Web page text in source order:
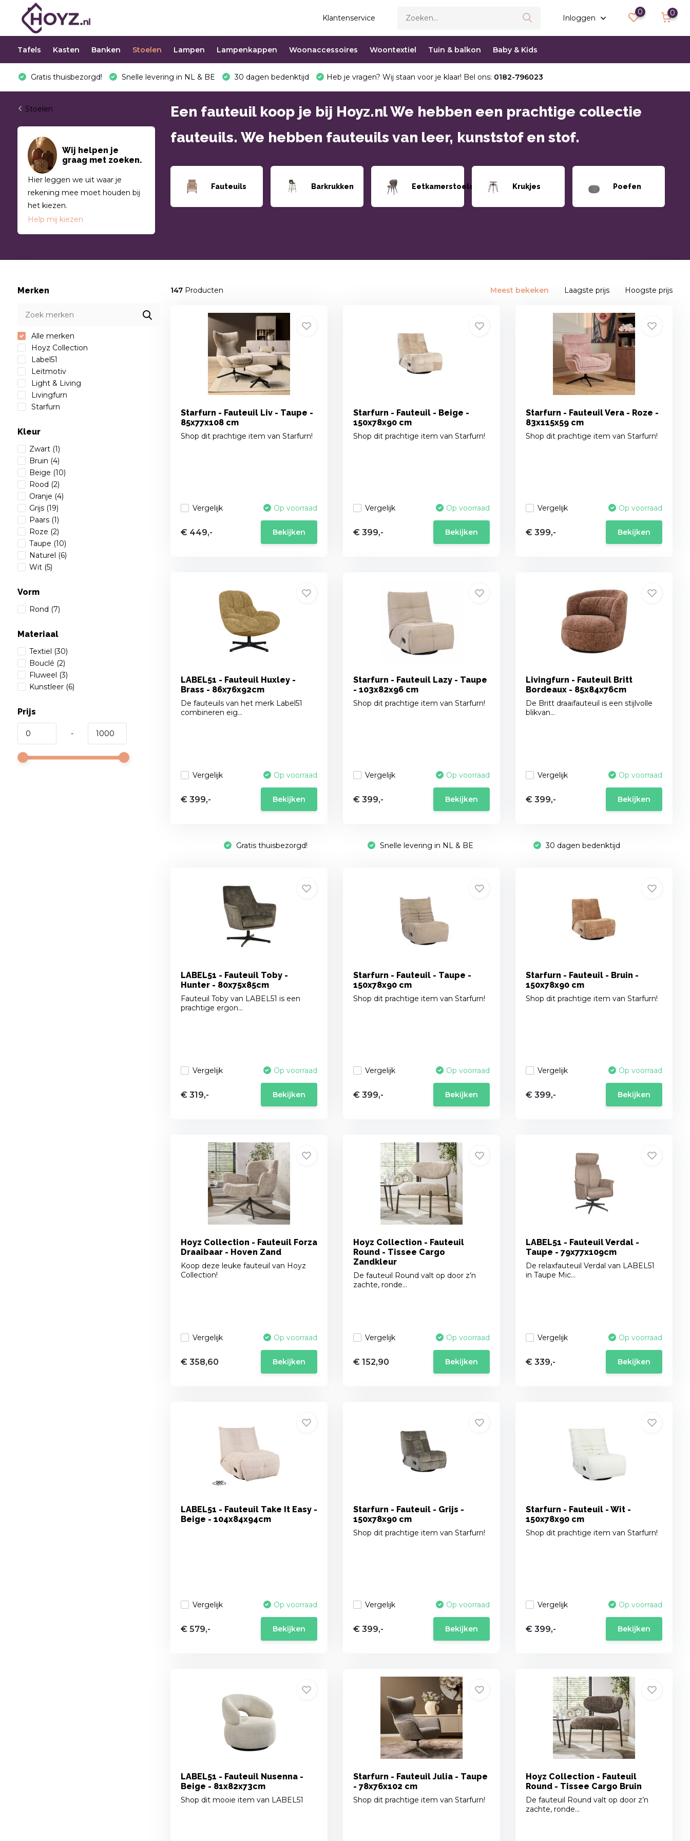
Klantenservice Inloggen
0 0
Tafels Kasten Banken Stoelen Lampen Lampenkappen Woonaccessoires Woontextiel Tuin & balkon Baby & Kids
Gratis thuisbezorgd! Snelle levering in NL & BE 30 dagen bedenktijd Heb je vragen? Wij staan voor je klaar! Bel ons: 0182-796023
Stoelen
Wij helpen je
graag met zoeken.
Hier leggen we uit waar je
rekening mee moet houden bij
het kiezen.
Help mij kiezen
Een fauteuil koop je bij Hoyz.nl We hebben een prachtige collectie
fauteuils. We hebben fauteuils van leer, kunststof en stof.
Fauteuils Barkrukken Eetkamerstoelen Krukjes Poefen
Merken
Alle merken
Hoyz Collection
Label51
Leitmotiv
Light & Living
Livingfurn
Starfurn
Kleur
Zwart (1)
Bruin (4)
Beige (10)
Rood (2)
Oranje (4)
Grijs (19)
Paars (1)
Roze (2)
Taupe (10)
Naturel (6)
Wit (5)
Vorm
Rond (7)
Materiaal
Textiel (30)
Bouclé (2)
Fluweel (3)
Kunstleer (6)
Prijs
-
147Producten Meest bekeken Laagste prijs Hoogste prijs
Starfurn - Fauteuil Liv - Taupe -
85x77x108 cm
Shop dit prachtige item van Starfurn!
Vergelijk Op voorraad
€ 449,- Bekijken
Starfurn - Fauteuil - Beige -
150x78x90 cm
Shop dit prachtige item van Starfurn!
Vergelijk Op voorraad
€ 399,- Bekijken
Starfurn - Fauteuil Vera - Roze -
83x115x59 cm
Shop dit prachtige item van Starfurn!
Vergelijk Op voorraad
€ 399,- Bekijken
LABEL51 - Fauteuil Huxley -
Brass - 86x76x92cm
De fauteuils van het merk Label51
combineren eig...
Vergelijk Op voorraad
€ 399,- Bekijken
Starfurn - Fauteuil Lazy - Taupe
- 103x82x96 cm
Shop dit prachtige item van Starfurn!
Vergelijk Op voorraad
€ 399,- Bekijken
Livingfurn - Fauteuil Britt
Bordeaux - 85x84x76cm
De Britt draaifauteuil is een stijlvolle
blikvan...
Vergelijk Op voorraad
€ 399,- Bekijken
Gratis thuisbezorgd! Snelle levering in NL & BE 30 dagen bedenktijd
LABEL51 - Fauteuil Toby -
Hunter - 80x75x85cm
Fauteuil Toby van LABEL51 is een
prachtige ergon...
Vergelijk Op voorraad
€ 319,- Bekijken
Starfurn - Fauteuil - Taupe -
150x78x90 cm
Shop dit prachtige item van Starfurn!
Vergelijk Op voorraad
€ 399,- Bekijken
Starfurn - Fauteuil - Bruin -
150x78x90 cm
Shop dit prachtige item van Starfurn!
Vergelijk Op voorraad
€ 399,- Bekijken
Hoyz Collection - Fauteuil Forza
Draaibaar - Hoven Zand
Koop deze leuke fauteuil van Hoyz
Collection!
Vergelijk Op voorraad
€ 358,60 Bekijken
Hoyz Collection - Fauteuil
Round - Tissee Cargo
Zandkleur
De fauteuil Round valt op door z’n
zachte, ronde...
Vergelijk Op voorraad
€ 152,90 Bekijken
LABEL51 - Fauteuil Verdal -
Taupe - 79x77x109cm
De relaxfauteuil Verdal van LABEL51
in Taupe Mic...
Vergelijk Op voorraad
€ 339,- Bekijken
LABEL51 - Fauteuil Take It Easy -
Beige - 104x84x94cm
Vergelijk Op voorraad
€ 579,- Bekijken
Starfurn - Fauteuil - Grijs -
150x78x90 cm
Shop dit prachtige item van Starfurn!
Vergelijk Op voorraad
€ 399,- Bekijken
Starfurn - Fauteuil - Wit -
150x78x90 cm
Shop dit prachtige item van Starfurn!
Vergelijk Op voorraad
€ 399,- Bekijken
LABEL51 - Fauteuil Nusenna -
Beige - 81x82x73cm
Shop dit mooie item van LABEL51
Starfurn - Fauteuil Julia - Taupe
- 78x76x102 cm
Shop dit prachtige item van Starfurn!
Hoyz Collection - Fauteuil
Round - Tissee Cargo Bruin
De fauteuil Round valt op door z’n
zachte, ronde...